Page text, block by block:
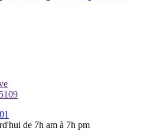
de 7h am à 7h pm